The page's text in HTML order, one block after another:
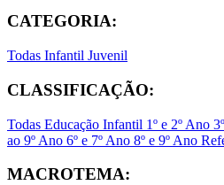
CATEGORIA:
Todas Infantil Juvenil
CLASSIFICAÇÃO:
Todas Educação Infantil 1º e 2º Ano
ao 9º Ano 6º e 7º Ano 8º e 9º Ano
MACROTEMA: